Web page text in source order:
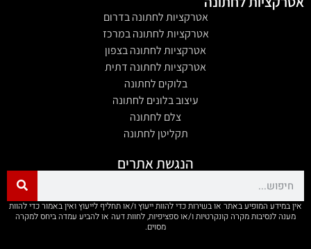
אטרקציות לחתונה בדרום
אטרקציות לחתונה במרכז
אטרקציות לחתונה בצפון
אטרקציות לחתונה דתית
בלוקים לחתונה
עיצוב בלונים לחתונה
צלם לחתונה
תקליטן לחתונה
הנגשת אתרים
אין במידע המופיע באתר או בשירות כדי להוות ייעוץ ו/או תחליף לייעוץ ואין באמור כדי להוות
מענה לנסיבות מקרה קונקרטיות ו/או ספציפיות, לחוות דעה או להביע עמדה ביחס למקרה
מסוים.